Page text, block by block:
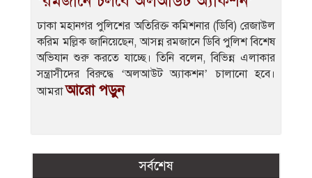
ঢাকা মহানগর পুলিশের অতিরিক্ত কমিশনার (ডিবি) রেজাউল
করিম মল্লিক জানিয়েছেন, আসন্ন রমজানে ডিবি পুলিশ বিশেষ
অভিযান শুরু করতে যাচ্ছে। তিনি বলেন, বিভিন্ন এলাকার
সন্ত্রাসীদের বিরুদ্ধে ‘অলআউট অ্যাকশন’ চালানো হবে।
আমরাআরো পড়ুন
সর্বশেষ